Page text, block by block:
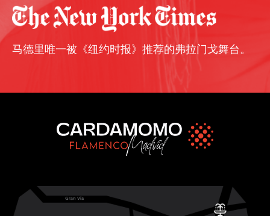
马德里唯一被《纽约时报》推荐的弗拉门戈舞台。